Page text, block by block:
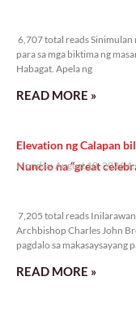
6,707 total reads Sinimulan
para sa mga biktima ng
Habagat. Apela ng
READ MORE »
Elevation ng Calapan
Nuncio na “great
Monday, August 10, 2026
7,205 total reads
Archbishop Charles John
pagdalo sa makasaysayang
READ MORE »